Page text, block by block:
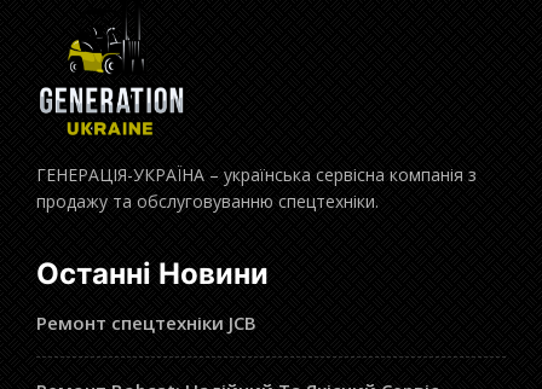
ГЕНЕРАЦІЯ-УКРАЇНА – українська сервісна компанія з
продажу та обслуговуванню спецтехніки.
Останні Новини
Ремонт спецтехніки JCB